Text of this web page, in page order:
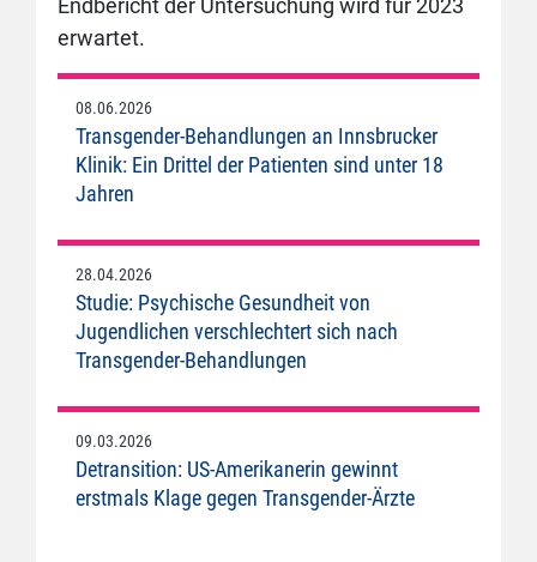
Endbericht der Untersuchung wird für 2023
erwartet.
08.06.2026
Transgender-Behandlungen an Innsbrucker
Klinik: Ein Drittel der Patienten sind unter 18
Jahren
28.04.2026
Studie: Psychische Gesundheit von
Jugendlichen verschlechtert sich nach
Transgender-Behandlungen
09.03.2026
Detransition: US-Amerikanerin gewinnt
erstmals Klage gegen Transgender-Ärzte